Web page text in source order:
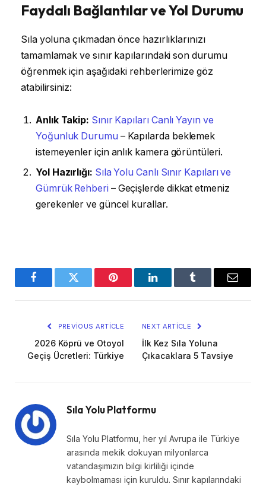
Faydalı Bağlantılar ve Yol Durumu
Sıla yoluna çıkmadan önce hazırlıklarınızı
tamamlamak ve sınır kapılarındaki son durumu
öğrenmek için aşağıdaki rehberlerimize göz
atabilirsiniz:
Anlık Takip: Sınır Kapıları Canlı Yayın ve
Yoğunluk Durumu – Kapılarda beklemek
istemeyenler için anlık kamera görüntüleri.
Yol Hazırlığı: Sıla Yolu Canlı Sınır Kapıları ve
Gümrük Rehberi – Geçişlerde dikkat etmeniz
gerekenler ve güncel kurallar.
FacebookTwitter Pinterest LinkedInTumblr Email
PREVIOUS ARTICLE
2026 Köprü ve Otoyol
Geçiş Ücretleri: Türkiye
NEXT ARTICLE
İlk Kez Sıla Yoluna
Çıkacaklara 5 Tavsiye
Sıla Yolu Platformu
Sıla Yolu Platformu, her yıl Avrupa ile Türkiye
arasında mekik dokuyan milyonlarca
vatandaşımızın bilgi kirliliği içinde
kaybolmaması için kuruldu. Sınır kapılarındaki